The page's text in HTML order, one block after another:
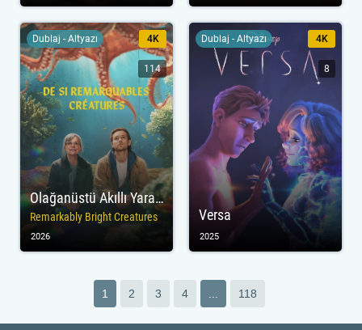
Olağanüstü Akıllı Yaratıklar
Remarkably Bright Creatures
Dublaj - Altyazı 4K
114
2026
Versa
Dublaj - Altyazı 4K
8
2025
1 2 3 4 118